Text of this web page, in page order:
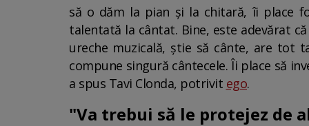
să o dăm la pian și la chitară, îi place
talentată la cântat. Bine, este adevărat
ureche muzicală, știe să cânte, are tot
compune singură cântecele. Îi place să
a spus Tavi Clonda, potrivit ego.
"Va trebui să le protejez de